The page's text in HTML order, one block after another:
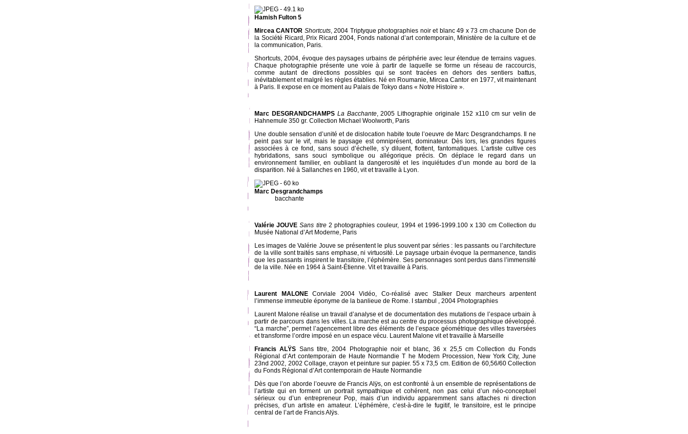
Hamish Fulton 5
Mircea CANTOR Shortcuts, 2004 Triptyque photographies noir et blanc 49 x 73 cm chacune Don de
la Société Ricard, Prix Ricard 2004, Fonds national d’art contemporain, Ministère de la culture et de
la communication, Paris.
Shortcuts, 2004, évoque des paysages urbains de périphérie avec leur étendue de terrains vagues.
Chaque photographie présente une voie à partir de laquelle se forme un réseau de raccourcis,
comme autant de directions possibles qui se sont tracées en dehors des sentiers battus,
inévitablement et malgré les règles établies. Né en Roumanie, Mircea Cantor en 1977, vit maintenant
à Paris. Il expose en ce moment au Palais de Tokyo dans « Notre Histoire ».
Marc DESGRANDCHAMPS La Bacchante, 2005 Lithographie originale 152 x110 cm sur velin de
Hahnemule 350 gr. Collection Michael Woolworth, Paris
Une double sensation d’unité et de dislocation habite toute l’oeuvre de Marc Desgrandchamps. Il ne
peint pas sur le vif, mais le paysage est omniprésent, dominateur. Dès lors, les grandes figures
associées à ce fond, sans souci d’échelle, s’y diluent, flottent, fantomatiques. L’artiste cultive ces
hybridations, sans souci symbolique ou allégorique précis. On déplace le regard dans un
environnement familier, en oubliant la dangerosité et les inquiétudes d’un monde au bord de la
disparition. Né à Sallanches en 1960, vit et travaille à Lyon.
Marc Desgrandchamps
bacchante
Valérie JOUVE Sans titre2 photographies couleur, 1994 et 1996-1999.100 x 130 cm Collection du
Musée National d’Art Moderne, Paris
Les images de Valérie Jouve se présentent le plus souvent par séries : les passants ou l’architecture
de la ville sont traités sans emphase, ni virtuosité. Le paysage urbain évoque la permanence, tandis
que les passants inspirent le transitoire, l’éphémère. Ses personnages sont perdus dans l’immensité
de la ville. Née en 1964 à Saint-Étienne. Vit et travaille à Paris.
Laurent MALONECorviale 2004 Vidéo, Co-réalisé avec Stalker Deux marcheurs arpentent
l’immense immeuble éponyme de la banlieue de Rome. I stambul , 2004 Photographies
Laurent Malone réalise un travail d’analyse et de documentation des mutations de l’espace urbain à
partir de parcours dans les villes. La marche est au centre du processus photographique développé.
“La marche”, permet l’agencement libre des éléments de l’espace géométrique des villes traversées
et transforme l’ordre imposé en un espace vécu. Laurent Malone vit et travaille à Marseille
Francis ALŸS Sans titre, 2004 Photographie noir et blanc, 36 x 25,5 cm Collection du Fonds
Régional d’Art contemporain de Haute Normandie T he Modern Procession, New York City, June
23nd 2002, 2002 Collage, crayon et peinture sur papier. 55 x 73,5 cm. Edition de 60,56/60 Collection
du Fonds Régional d’Art contemporain de Haute Normandie
Dès que l’on aborde l’oeuvre de Francis Alÿs, on est confronté à un ensemble de représentations de
l’artiste qui en forment un portrait sympathique et cohérent, non pas celui d’un néo-conceptuel
sérieux ou d’un entrepreneur Pop, mais d’un individu apparemment sans attaches ni direction
précises, d’un artiste en amateur. L’éphémère, c’est-à-dire le fugitif, le transitoire, est le principe
central de l’art de Francis Alÿs.